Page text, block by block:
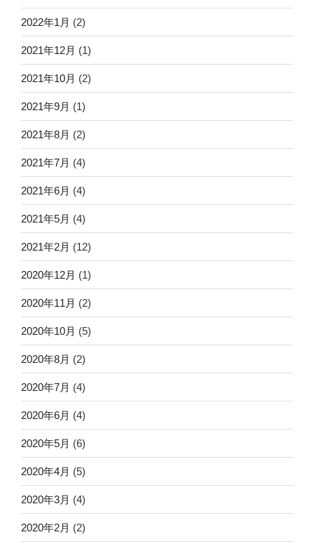
2022年1月 (2)
2021年12月 (1)
2021年10月 (2)
2021年9月 (1)
2021年8月 (2)
2021年7月 (4)
2021年6月 (4)
2021年5月 (4)
2021年2月 (12)
2020年12月 (1)
2020年11月 (2)
2020年10月 (5)
2020年8月 (2)
2020年7月 (4)
2020年6月 (4)
2020年5月 (6)
2020年4月 (5)
2020年3月 (4)
2020年2月 (2)